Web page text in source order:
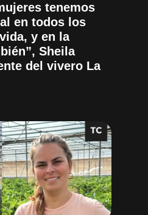
tenemos
en todos los
y en la
Sheila
del vivero La